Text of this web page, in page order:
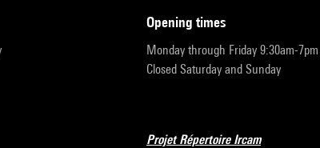
opening times
Monday through Friday 9:30am-7pm
Closed Saturday and Sunday
Projet Répertoire Ircam